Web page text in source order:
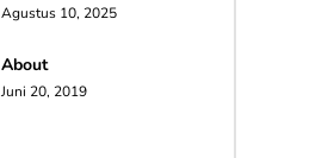
Agustus 10, 2025
About
Juni 20, 2019